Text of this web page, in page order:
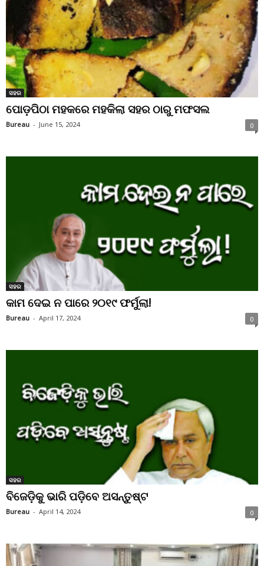
ସହର
ପୋଡ଼ପିଠା ମହକରେ ମହକିଲା ସହର ଠାରୁ ମଫସଲ
Bureau - June 15, 2024 0
ସହର
କାମ ଦେଇ ନ ପାରେ ୨୦୧୯ ଫର୍ମୁଲା!
Bureau - April 17, 2024 0
ସହର
ବିଜେଡ଼ିକୁ ଭାରି ପଡ଼ିବେ ଅସନ୍ତୁଷ୍ଟ
Bureau - April 14, 2024 0